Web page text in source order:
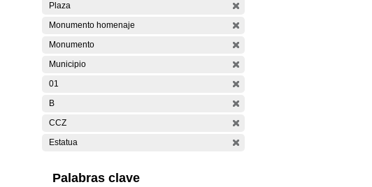
Plaza
Monumento homenaje
Monumento
Municipio
01
B
CCZ
Estatua
Palabras clave